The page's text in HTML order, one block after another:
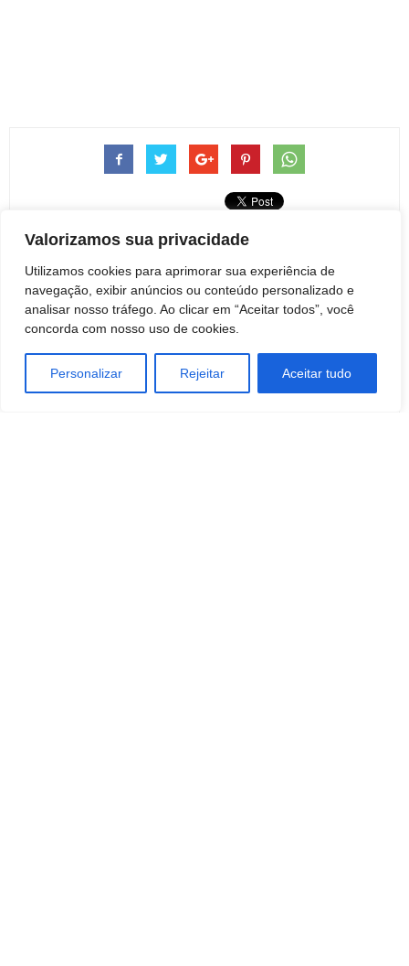
Valorizamos sua privacidade
Utilizamos cookies para aprimorar sua experiência de
navegação, exibir anúncios ou conteúdo personalizado e
analisar nosso tráfego. Ao clicar em “Aceitar todos”, você
concorda com nosso uso de cookies.
Personalizar Rejeitar Aceitar tudo
Artigo anterior
Empresa de Segurança e
Serviços abre vaga para zelador
em Botucatu
Próximo artigo
Familiares e amigos de jovem
botucatuense internado na UTI
após acidente pedem oração
pela sua vida